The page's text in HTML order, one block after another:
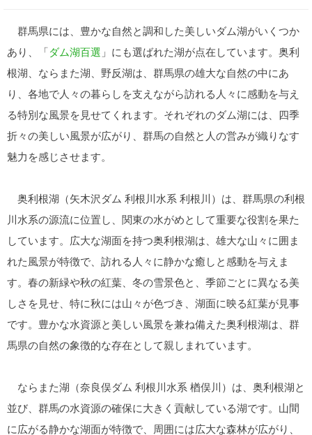
群馬県には、豊かな自然と調和した美しいダム湖がいくつか
あり、「ダム湖百選 」にも選ばれた湖が点在しています。奥利
根湖、ならまた湖、野反湖は、群馬県の雄大な自然の中にあ
り、各地で人々の暮らしを支えながら訪れる人々に感動を与え
る特別な風景を見せてくれます。それぞれのダム湖には、四季
折々の美しい風景が広がり、群馬の自然と人の営みが織りなす
魅力を感じさせます。
奥利根湖（矢木沢ダム 利根川水系 利根川）は、群馬県の利根
川水系の源流に位置し、関東の水がめとして重要な役割を果た
しています。広大な湖面を持つ奥利根湖は、雄大な山々に囲ま
れた風景が特徴で、訪れる人々に静かな癒しと感動を与えま
す。春の新緑や秋の紅葉、冬の雪景色と、季節ごとに異なる美
しさを見せ、特に秋には山々が色づき、湖面に映る紅葉が見事
です。豊かな水資源と美しい風景を兼ね備えた奥利根湖は、群
馬県の自然の象徴的な存在として親しまれています。
ならまた湖（奈良俣ダム 利根川水系 楢俣川）は、奥利根湖と
並び、群馬の水資源の確保に大きく貢献している湖です。山間
に広がる静かな湖面が特徴で、周囲には広大な森林が広がり、